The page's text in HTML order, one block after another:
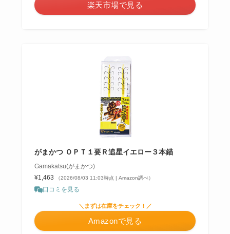
楽天市場で見る
がまかつ ＯＰＴ１要Ｒ追星イエロー３本錨
Gamakatsu(がまかつ)
¥1,463
（2026/08/03 11:03時点 | Amazon調べ）
口コミを見る
＼まずは在庫をチェック！／
Amazonで見る